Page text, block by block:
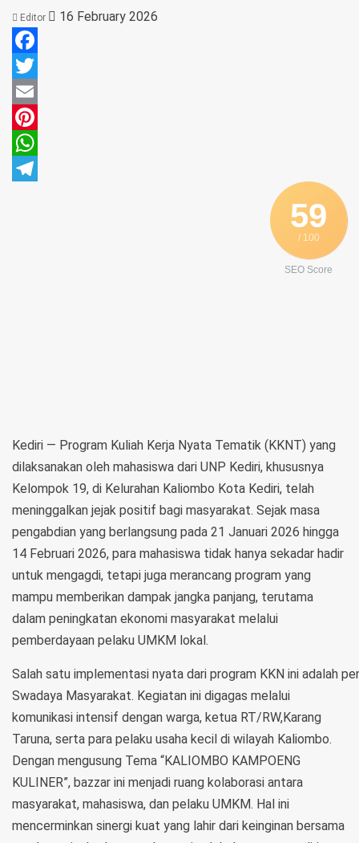
Editor 16 February 2026
Facebook
Twitter
Email
Pinterest
WhatsApp
59
/ 100
SEO Score
Kediri — Program Kuliah Kerja Nyata Tematik (KKNT) yang
dilaksanakan oleh mahasiswa dari UNP Kediri, khususnya
Kelompok 19, di Kelurahan Kaliombo Kota Kediri, telah
meninggalkan jejak positif bagi masyarakat. Sejak masa
pengabdian yang berlangsung pada 21 Januari 2026 hingga
14 Februari 2026, para mahasiswa tidak hanya sekadar hadir
untuk mengagdi, tetapi juga merancang program yang
mampu memberikan dampak jangka panjang, terutama
dalam peningkatan ekonomi masyarakat melalui
pemberdayaan pelaku UMKM lokal.
Salah satu implementasi nyata dari program KKN ini adalah
Swadaya Masyarakat. Kegiatan ini digagas melalui
komunikasi intensif dengan warga, ketua RT/RW,Karang
Taruna, serta para pelaku usaha kecil di wilayah Kaliombo.
Dengan mengusung Tema “KALIOMBO KAMPOENG
KULINER”, bazzar ini menjadi ruang kolaborasi antara
masyarakat, mahasiswa, dan pelaku UMKM. Hal ini
mencerminkan sinergi kuat yang lahir dari keinginan bersama